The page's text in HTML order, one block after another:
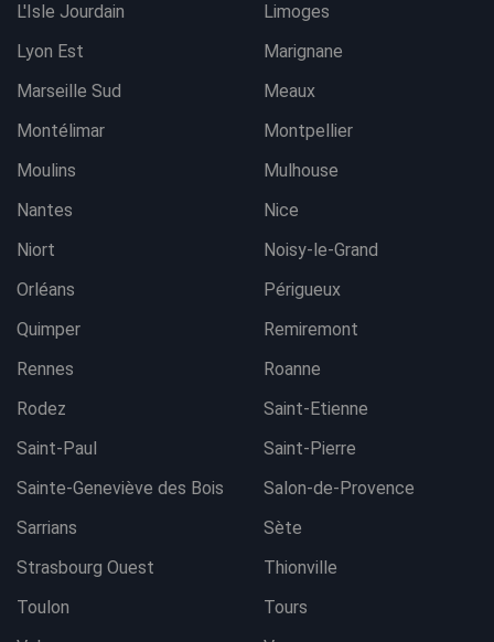
L'Isle Jourdain
Limoges
Lyon Est
Marignane
Marseille Sud
Meaux
Montélimar
Montpellier
Moulins
Mulhouse
Nantes
Nice
Niort
Noisy-le-Grand
Orléans
Périgueux
Quimper
Remiremont
Rennes
Roanne
Rodez
Saint-Etienne
Saint-Paul
Saint-Pierre
Sainte-Geneviève des Bois
Salon-de-Provence
Sarrians
Sète
Strasbourg Ouest
Thionville
Toulon
Tours